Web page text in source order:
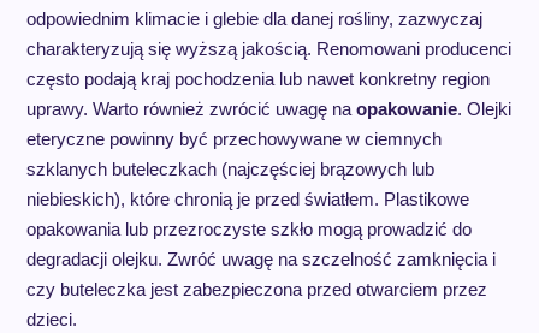
odpowiednim klimacie i glebie dla danej rośliny, zazwyczaj
charakteryzują się wyższą jakością. Renomowani producenci
często podają kraj pochodzenia lub nawet konkretny region
uprawy. Warto również zwrócić uwagę na opakowanie. Olejki
eteryczne powinny być przechowywane w ciemnych
szklanych buteleczkach (najczęściej brązowych lub
niebieskich), które chronią je przed światłem. Plastikowe
opakowania lub przezroczyste szkło mogą prowadzić do
degradacji olejku. Zwróć uwagę na szczelność zamknięcia i
czy buteleczka jest zabezpieczona przed otwarciem przez
dzieci.